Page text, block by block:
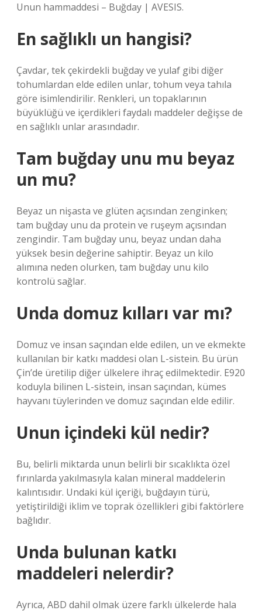
Unun hammaddesi – Buğday | AVESIS.
En sağlıklı un hangisi?
Çavdar, tek çekirdekli buğday ve yulaf gibi diğer
tohumlardan elde edilen unlar, tohum veya tahıla
göre isimlendirilir. Renkleri, un topaklarının
büyüklüğü ve içerdikleri faydalı maddeler değişse de
en sağlıklı unlar arasındadır.
Tam buğday unu mu beyaz
un mu?
Beyaz un nişasta ve glüten açısından zenginken;
tam buğday unu da protein ve ruşeym açısından
zengindir. Tam buğday unu, beyaz undan daha
yüksek besin değerine sahiptir. Beyaz un kilo
alımına neden olurken, tam buğday unu kilo
kontrolü sağlar.
Unda domuz kılları var mı?
Domuz ve insan saçından elde edilen, un ve ekmekte
kullanılan bir katkı maddesi olan L-sistein. Bu ürün
Çin’de üretilip diğer ülkelere ihraç edilmektedir. E920
koduyla bilinen L-sistein, insan saçından, kümes
hayvanı tüylerinden ve domuz saçından elde edilir.
Unun içindeki kül nedir?
Bu, belirli miktarda unun belirli bir sıcaklıkta özel
fırınlarda yakılmasıyla kalan mineral maddelerin
kalıntısıdır. Undaki kül içeriği, buğdayın türü,
yetiştirildiği iklim ve toprak özellikleri gibi faktörlere
bağlıdır.
Unda bulunan katkı
maddeleri nelerdir?
Ayrıca, ABD dahil olmak üzere farklı ülkelerde hala